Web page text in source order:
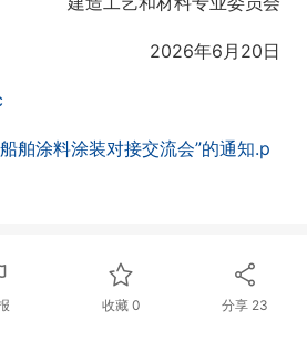
日 2026年6月20日
舶涂料涂装对接交流会”的通知.p
收藏 0 分享 23